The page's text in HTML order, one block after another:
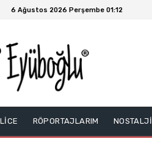
6 Ağustos 2026 Perşembe 01:12
RÖPORTAJLARIM NOSTALJİ